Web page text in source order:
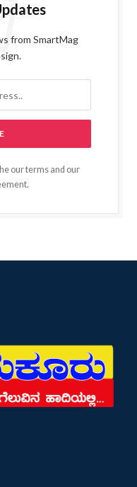
from SmartMag
our terms and our